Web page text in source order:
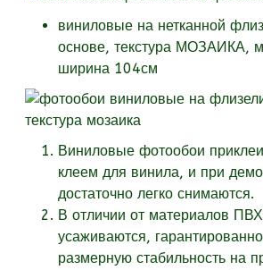
виниловые на нетканной
основе, текстура МОЗАИКА,
ширина 104см
Виниловые фотообои
клеем для винила, и при
достаточно легко снимаются.
В отличии от материалов
усаживаются,
размерную стабильность на